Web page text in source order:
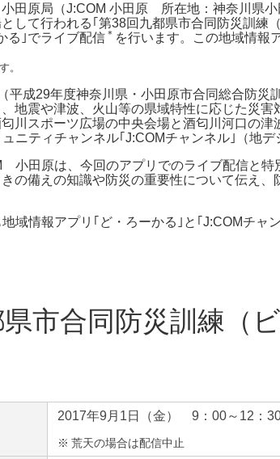
田原局（J:COM 小田原 所在地：神奈川県
して行われる｢第38回九都県市合同防災訓
る｣でライブ配信 ＊ を行います。この地域情報
。
平成29年度神奈川県・小田原市合同総合防
地震や津波、火山等の県域特性に応じた災害
川スポーツ広場の中央会場と酒匂川河口の津
ニティチャンネル｢J:COMチャンネル｣（地
小田原は、今回のアプリでのライブ配信と
の備えの知識や防災の重要性について伝え
域情報アプリ｢ど・ろーかる｣と｢J:COMチャ
県市合同防災訓練（
2017年9月1日（金） 9：00～12：
※ 荒天の場合は配信中止